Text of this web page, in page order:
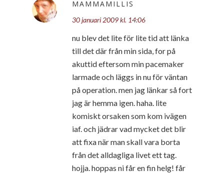
MAMMAMILLIS
30 januari 2009 kl. 14:06
nu blev det lite för lite tid att länka
till det där från min sida, for på
akuttid eftersom min pacemaker
larmade och läggs in nu för väntan
på operation. men jag länkar så fort
jag är hemma igen. haha. lite
komiskt orsaken som kom ivägen
iaf. och jädrar vad mycket det blir
att fixa när man skall vara borta
från det alldagliga livet ett tag.
hojja. hoppas ni får en fin helg! får